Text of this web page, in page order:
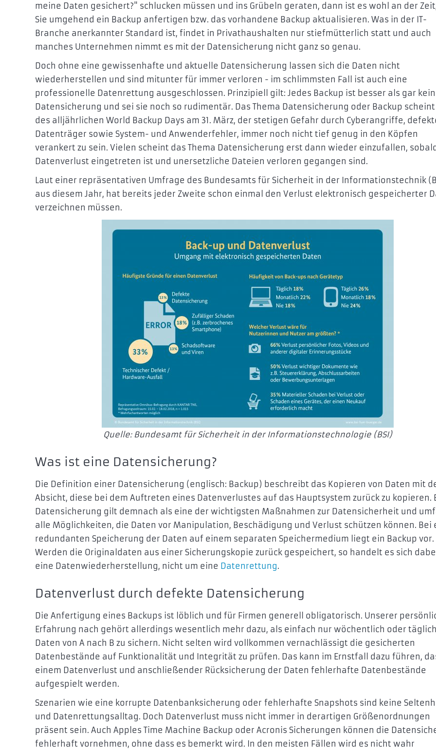
meine Daten gesichert?" schlucken müssen und ins Grübeln geraten, dann ist es wohl an der
Sie umgehend ein Backup anfertigen bzw. das vorhandene Backup aktualisieren. Was in der IT-
Branche anerkannter Standard ist, findet in Privathaushalten nur stiefmütterlich statt und auch
manches Unternehmen nimmt es mit der Datensicherung nicht ganz so genau.
Doch ohne eine gewissenhafte und aktuelle Datensicherung lassen sich die Daten nicht
wiederherstellen und sind mitunter für immer verloren - im schlimmsten Fall ist auch eine
professionelle Datenrettung ausgeschlossen. Prinzipiell gilt: Jedes Backup ist besser als gar
Datensicherung und sei sie noch so rudimentär. Das Thema Datensicherung oder Backup
des alljährlichen World Backup Days am 31. März, der stetigen Gefahr durch Cyberangriffe,
Datenträger sowie System- und Anwenderfehler, immer noch nicht tief genug in den Köpfen
verankert zu sein. Vielen scheint das Thema Datensicherung erst dann wieder einzufallen,
Datenverlust eingetreten ist und unersetzliche Dateien verloren gegangen sind.
Laut einer repräsentativen Umfrage des Bundesamts für Sicherheit in der Informationstechnik
aus diesem Jahr, hat bereits jeder Zweite schon einmal den Verlust elektronisch gespeicherter
verzeichnen müssen.
Quelle: Bundesamt für Sicherheit in der Informationstechnologie (BSI)
Was ist eine Datensicherung?
Die Definition einer Datensicherung (englisch: Backup) beschreibt das Kopieren von Daten mit
Absicht, diese bei dem Auftreten eines Datenverlustes auf das Hauptsystem zurück zu kopieren.
Datensicherung gilt demnach als eine der wichtigsten Maßnahmen zur Datensicherheit und
alle Möglichkeiten, die Daten vor Manipulation, Beschädigung und Verlust schützen können. Bei
redundanten Speicherung der Daten auf einem separaten Speichermedium liegt ein Backup vor.
Werden die Originaldaten aus einer Sicherungskopie zurück gespeichert, so handelt es sich
eine Datenwiederherstellung, nicht um eine Datenrettung.
Datenverlust durch defekte Datensicherung
Die Anfertigung eines Backups ist löblich und für Firmen generell obligatorisch. Unserer
Erfahrung nach gehört allerdings wesentlich mehr dazu, als einfach nur wöchentlich oder
Daten von A nach B zu sichern. Nicht selten wird vollkommen vernachlässigt die gesicherten
Datenbestände auf Funktionalität und Integrität zu prüfen. Das kann im Ernstfall dazu führen,
einem Datenverlust und anschließender Rücksicherung der Daten fehlerhafte Datenbestände
aufgespielt werden.
Szenarien wie eine korrupte Datenbanksicherung oder fehlerhafte Snapshots sind keine
und Datenrettungsalltag. Doch Datenverlust muss nicht immer in derartigen Größenordnungen
präsent sein. Auch Apples Time Machine Backup oder Acronis Sicherungen können die
fehlerhaft vornehmen, ohne dass es bemerkt wird. In den meisten Fällen wird es nicht wahr